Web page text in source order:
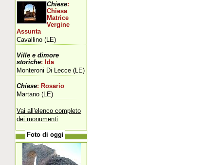
Chiese:
Chiesa
Matrice
Vergine
Assunta
Cavallino (LE)
Ville e dimore
storiche: Ida
Monteroni Di Lecce (LE)
Chiese: Rosario
Martano (LE)
Vai all'elenco completo
dei monumenti
Foto di oggi